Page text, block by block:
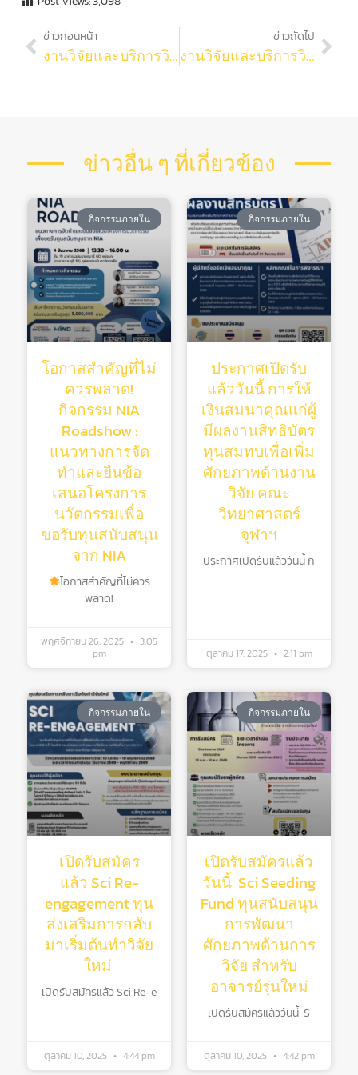
ข่าวก่อนหน้า
งานวิจัยและบริการวิชาการ คณะวิทยาศาสตร์ ร่วมกับ สำนักงานวิทยทรัพยากร และ ฐานข้อมูล SciFinder-n ร่วมกันจัดกิจกรรม “Roadshow และกิจกรรมฝึกอบรม SciFinder Discovery Platform”
ข่าวถัดไป
งานวิจัยและบริการวิชาการ เปิดให้อาจารย์ที่ปรึกษาสามารถ ขอ Lab Notebook ในรูปแบบออนไลน์
ข่าวอื่น ๆ ที่เกี่ยวข้อง
กิจกรรมภายใน
โอกาสสำคัญที่ไม่
ควรพลาด!
กิจกรรม NIA
Roadshow :
แนวทางการจัด
ทำและยื่นข้อ
เสนอโครงการ
นวัตกรรมเพื่อ
ขอรับทุนสนับสนุน
จาก NIA
โอกาสสำคัญที่ไม่ควร
พลาด!
พฤศจิกายน 26, 2025
3:05
pm
กิจกรรมภายใน
ประกาศเปิดรับ
แล้ววันนี้ การให้
เงินสมนาคุณแก่ผู้
มีผลงานสิทธิบัตร
ทุนสมทบเพื่อเพิ่ม
ศักยภาพด้านงาน
วิจัย คณะ
วิทยาศาสตร์
จุฬาฯ
ประกาศเปิดรับแล้ววันนี้ ก
ตุลาคม 17, 2025 2:11 pm
กิจกรรมภายใน
เปิดรับสมัคร
แล้ว Sci Re-
engagement ทุน
ส่งเสริมการกลับ
มาเริ่มต้นทําวิจัย
ใหม่
เปิดรับสมัครแล้ว Sci Re-e
ตุลาคม 10, 2025 4:44 pm
กิจกรรมภายใน
เปิดรับสมัครแล้ว
วันนี้ Sci Seeding
Fund ทุนสนับสนุน
การพัฒนา
ศักยภาพด้านการ
วิจัย สําหรับ
อาจารย์รุ่นใหม่
เปิดรับสมัครแล้ววันนี้ S
ตุลาคม 10, 2025 4:42 pm